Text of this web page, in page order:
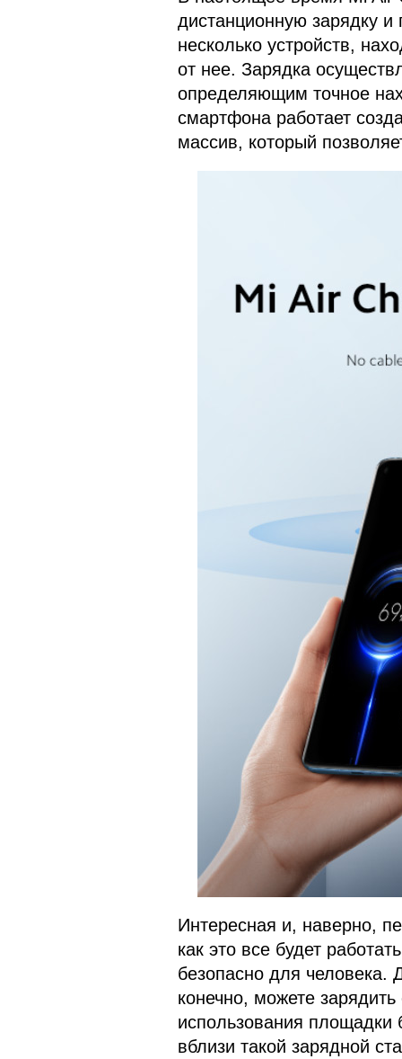
дистанционную зарядку и
несколько устройств,
от нее. Зарядка
определяющим точное
смартфона работает
массив, который
Интересная и, наверно,
как это все будет
безопасно для человека.
конечно, можете
использования площадки
вблизи такой зарядной